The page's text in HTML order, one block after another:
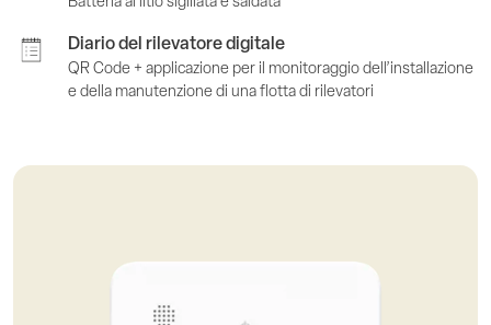
Diario del rilevatore digitale
QR Code + applicazione per il monitoraggio dell’installazione
e della manutenzione di una flotta di rilevatori